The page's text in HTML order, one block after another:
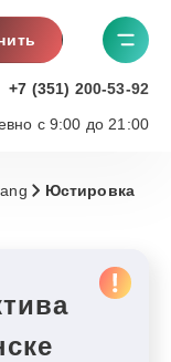
+7 (351) 200-53-92
с 9:00 до 21:00
Юстировка